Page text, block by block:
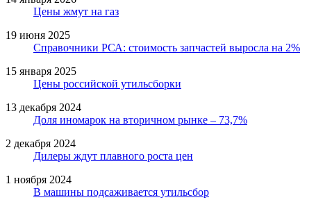
Цены жмут на газ
19 июня 2025
Справочники РСА: стоимость запчастей выросла на 2%
15 января 2025
Цены российской утильсборки
13 декабря 2024
Доля иномарок на вторичном рынке – 73,7%
2 декабря 2024
Дилеры ждут плавного роста цен
1 ноября 2024
В машины подсаживается утильсбор